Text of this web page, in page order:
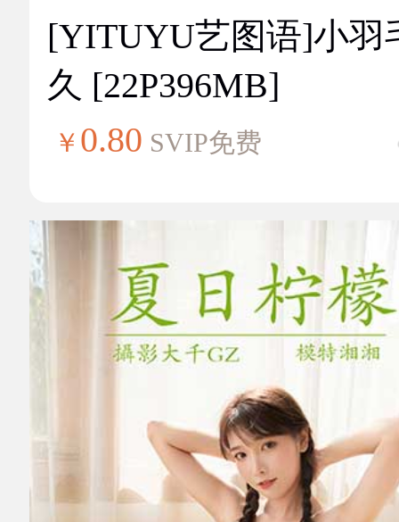
[YITUYU艺图语]小羽
久 [22P396MB]
￥ 0.80 SVIP免费